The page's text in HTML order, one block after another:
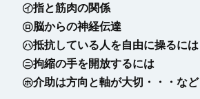
㋑指と筋肉の関係
㋺脳からの神経伝達
㋩抵抗している人を自由に操るには
㋥拘縮の手を開放するには
㋭介助は方向と軸が大切・・・など